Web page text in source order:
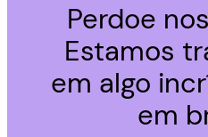
Perdoe
Estamos
em algo
em